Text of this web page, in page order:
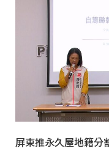
屏東推永久屋地籍分